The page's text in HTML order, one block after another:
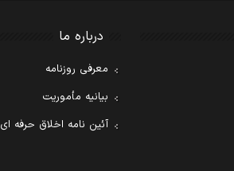
درباره ما
معرفی روزنامه
بیانیه مأموریت
آئین نامه اخلاق حرفه ای